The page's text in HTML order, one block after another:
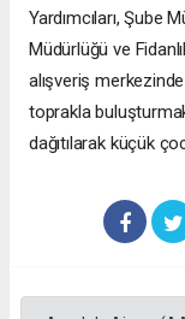
Yardımcıları, Şube
Müdürlüğü ve
alışveriş
toprakla
dağıtılarak küçük